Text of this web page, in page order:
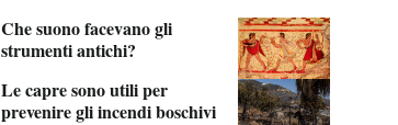
Che suono facevano gli
strumenti antichi?
Le capre sono utili per
prevenire gli incendi boschivi